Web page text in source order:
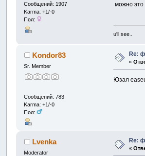
Сообщений: 1907
Karma: +1/-0
Пол:
можно это
u'll see..
Kondor83
Sr. Member
Сообщений: 783
Karma: +1/-0
Пол:
Re:
«
Юзал
Lvenka
Moderator
Re:
«